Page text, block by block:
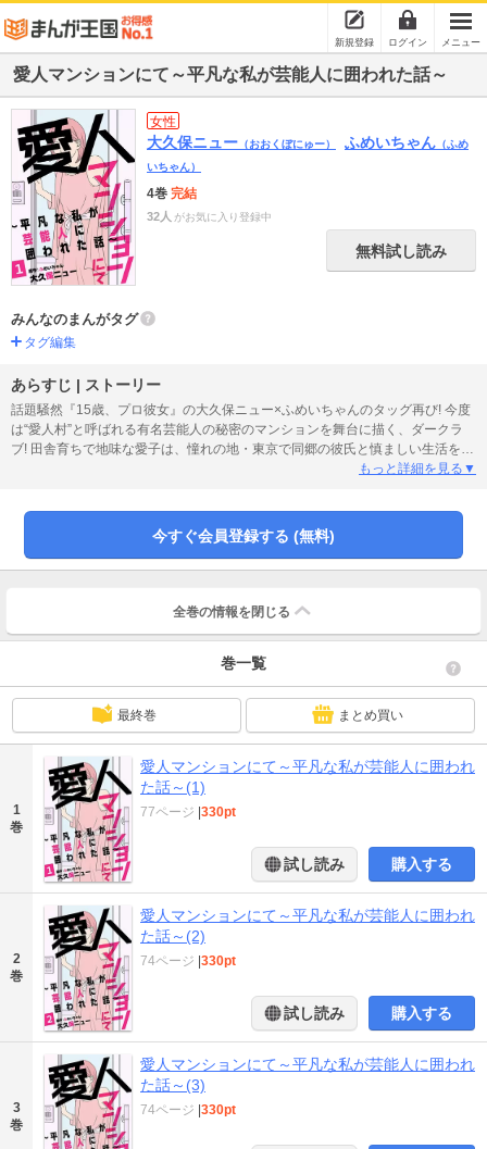
新規登録 ログイン メニュー
愛人マンションにて～平凡な私が芸能人に囲われた話～
女性
大久保ニュー （おおくぼにゅー） ふめいちゃん （ふめ
いちゃん）
4巻 完結
32人 がお気に入り登録中
無料試し読み
みんなのまんがタグ
タグ編集
あらすじ | ストーリー
話題騒然『15歳、プロ彼女』の大久保ニュー×ふめいちゃんのタッグ再び! 今度
は“愛人村”と呼ばれる有名芸能人の秘密のマンションを舞台に描く、ダークラ
ブ! 田舎育ちで地味な愛子は、憧れの地・東京で同郷の彼氏と慎ましい生活を送
っていた。そんなある日、バイト先に現れた超有名ミュージシャン・レイン
いった…。そこから先は、今までの人生からは想像がつかないような夢の世界
だった。レインが用意してくれたマンションの一室で、彼が自分のためだけに
曲を奏でてくれる。耳元で愛を囁かれ「今夜は一緒にいられるかな?」と抱きし
められる。平凡な私がこんな風に芸能人から愛されるなんて…。『でも、なん
た。このマンションには、レインの愛人が“何人”も住んでいることを。
もっと詳細を見る▼
今すぐ会員登録する (無料)
全巻の情報を 閉じる
巻一覧
最終巻 まとめ買い
1
巻
愛人マンションにて～平凡な私が芸能人に囲われ
た話～(1)
77ページ 330pt
試し読み 購入する
2
巻
愛人マンションにて～平凡な私が芸能人に囲われ
た話～(2)
74ページ 330pt
試し読み 購入する
3
巻
愛人マンションにて～平凡な私が芸能人に囲われ
た話～(3)
74ページ 330pt